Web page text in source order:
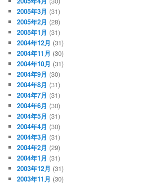
2005年3月 (31)
2005年2月 (28)
2005年1月 (31)
2004年12月 (31)
2004年11月 (30)
2004年10月 (31)
2004年9月 (30)
2004年8月 (31)
2004年7月 (31)
2004年6月 (30)
2004年5月 (31)
2004年4月 (30)
2004年3月 (31)
2004年2月 (29)
2004年1月 (31)
2003年12月 (31)
2003年11月 (30)